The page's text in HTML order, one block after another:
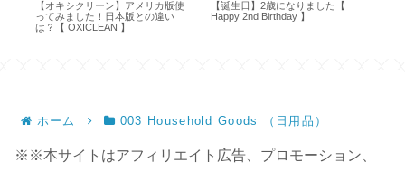
【オキシクリーン】アメリカ版使
ってみました！日本版との違い
は？【 OXICLEAN 】
【誕生日】2歳になりました【
Happy 2nd Birthday 】
ホーム 003 Household Goods （日用品）
※※本サイトはアフィリエイト広告、プロモーション、